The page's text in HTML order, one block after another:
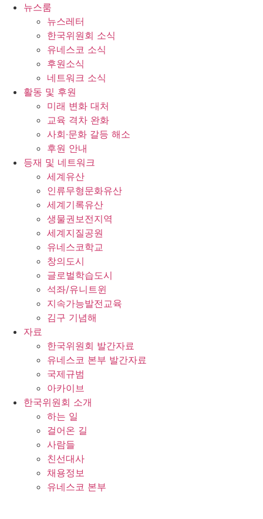
뉴스룸
뉴스레터
한국위원회 소식
유네스코 소식
후원소식
네트워크 소식
활동 및 후원
미래 변화 대처
교육 격차 완화
사회∙문화 갈등 해소
후원 안내
등재 및 네트워크
세계유산
인류무형문화유산
세계기록유산
생물권보전지역
세계지질공원
유네스코학교
창의도시
글로벌학습도시
석좌/유니트윈
지속가능발전교육
김구 기념해
자료
한국위원회 발간자료
유네스코 본부 발간자료
국제규범
아카이브
한국위원회 소개
하는 일
걸어온 길
사람들
친선대사
채용정보
유네스코 본부